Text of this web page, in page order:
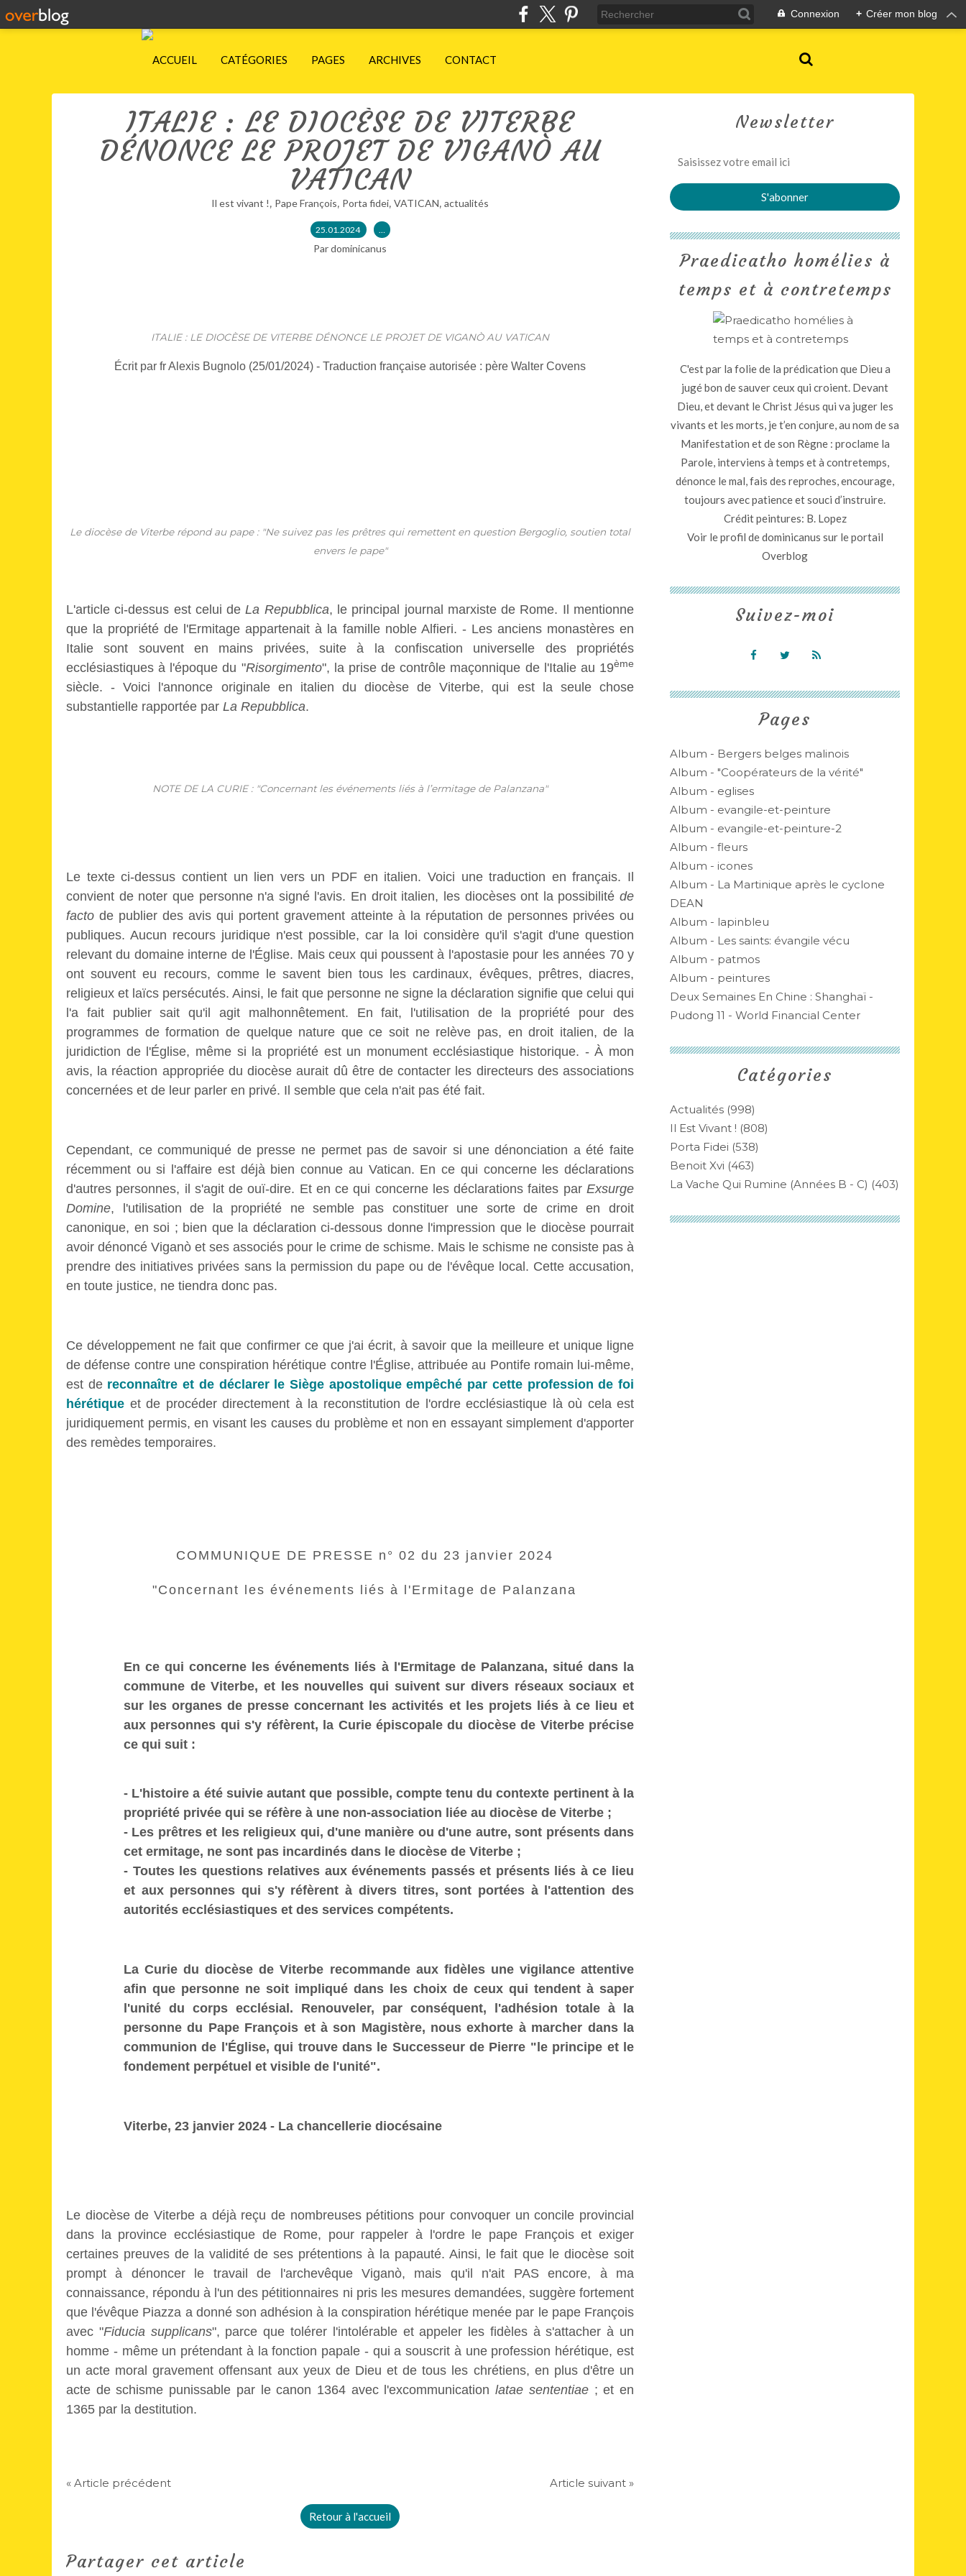
Connexion + Créer mon blog
ACCUEIL CATÉGORIES PAGES ARCHIVES CONTACT
ITALIE : LE DIOCÈSE DE VITERBE
DÉNONCE LE PROJET DE VIGANÒ AU
VATICAN
Il est vivant !, Pape François, Porta fidei, VATICAN, actualités
25.01.2024 …
Par dominicanus
ITALIE : LE DIOCÈSE DE VITERBE DÉNONCE LE PROJET DE VIGANÒ AU VATICAN
Écrit par fr Alexis Bugnolo (25/01/2024) - Traduction française autorisée : père Walter Covens
Le diocèse de Viterbe répond au pape : "Ne suivez pas les prêtres qui remettent en question Bergoglio, soutien total
envers le pape"
L'article ci-dessus est celui deLa Repubblica, le principal journal marxiste de Rome. Il mentionne
que la propriété de l'Ermitage appartenait à la famille noble Alfieri. - Les anciens monastères en
Italie sont souvent en mains privées, suite à la confiscation universelle des propriétés
ecclésiastiques à l'époque du "Risorgimento", la prise de contrôle maçonnique de l'Italie au 19ème
siècle. - Voici l'annonce originale en italien du diocèse de Viterbe, qui est la seule chose
substantielle rapportée par La Repubblica.
NOTE DE LA CURIE : "Concernant les événements liés à l’ermitage de Palanzana"
Le texte ci-dessus contient un lien vers un PDF en italien. Voici une traduction en français. Il
convient de noter que personne n'a signé l'avis. En droit italien, les diocèses ont la possibilité de
facto de publier des avis qui portent gravement atteinte à la réputation de personnes privées ou
publiques. Aucun recours juridique n'est possible, car la loi considère qu'il s'agit d'une question
relevant du domaine interne de l'Église. Mais ceux qui poussent à l'apostasie pour les années 70 y
ont souvent eu recours, comme le savent bien tous les cardinaux, évêques, prêtres, diacres,
religieux et laïcs persécutés. Ainsi, le fait que personne ne signe la déclaration signifie que celui qui
l'a fait publier sait qu'il agit malhonnêtement. En fait, l'utilisation de la propriété pour des
programmes de formation de quelque nature que ce soit ne relève pas, en droit italien, de la
juridiction de l'Église, même si la propriété est un monument ecclésiastique historique. - À mon
avis, la réaction appropriée du diocèse aurait dû être de contacter les directeurs des associations
concernées et de leur parler en privé. Il semble que cela n'ait pas été fait.
Cependant, ce communiqué de presse ne permet pas de savoir si une dénonciation a été faite
récemment ou si l'affaire est déjà bien connue au Vatican. En ce qui concerne les déclarations
d'autres personnes, il s'agit de ouï-dire. Et en ce qui concerne les déclarations faites par Exsurge
Domine, l'utilisation de la propriété ne semble pas constituer une sorte de crime en droit
canonique, en soi ; bien que la déclaration ci-dessous donne l'impression que le diocèse pourrait
avoir dénoncé Viganò et ses associés pour le crime de schisme. Mais le schisme ne consiste pas à
prendre des initiatives privées sans la permission du pape ou de l'évêque local. Cette accusation,
en toute justice, ne tiendra donc pas.
Ce développement ne fait que confirmer ce que j'ai écrit, à savoir que la meilleure et unique ligne
de défense contre une conspiration hérétique contre l'Église, attribuée au Pontife romain lui-même,
est de reconnaître et de déclarer le Siège apostolique empêché par cette profession de foi
hérétique et de procéder directement à la reconstitution de l'ordre ecclésiastique là où cela est
juridiquement permis, en visant les causes du problème et non en essayant simplement d'apporter
des remèdes temporaires.
COMMUNIQUE DE PRESSE n° 02 du 23 janvier 2024
"Concernant les événements liés à l'Ermitage de Palanzana
En ce qui concerne les événements liés à l'Ermitage de Palanzana, situé dans la
commune de Viterbe, et les nouvelles qui suivent sur divers réseaux sociaux et
sur les organes de presse concernant les activités et les projets liés à ce lieu et
aux personnes qui s'y réfèrent, la Curie épiscopale du diocèse de Viterbe précise
ce qui suit :
- L'histoire a été suivie autant que possible, compte tenu du contexte pertinent à la
propriété privée qui se réfère à une non-association liée au diocèse de Viterbe ;
- Les prêtres et les religieux qui, d'une manière ou d'une autre, sont présents dans
cet ermitage, ne sont pas incardinés dans le diocèse de Viterbe ;
- Toutes les questions relatives aux événements passés et présents liés à ce lieu
et aux personnes qui s'y réfèrent à divers titres, sont portées à l'attention des
autorités ecclésiastiques et des services compétents.
La Curie du diocèse de Viterbe recommande aux fidèles une vigilance attentive
afin que personne ne soit impliqué dans les choix de ceux qui tendent à saper
l'unité du corps ecclésial. Renouveler, par conséquent, l'adhésion totale à la
personne du Pape François et à son Magistère, nous exhorte à marcher dans la
communion de l'Église, qui trouve dans le Successeur de Pierre "le principe et le
fondement perpétuel et visible de l'unité".
Viterbe, 23 janvier 2024 - La chancellerie diocésaine
Le diocèse de Viterbe a déjà reçu de nombreuses pétitions pour convoquer un concile provincial
dans la province ecclésiastique de Rome, pour rappeler à l'ordre le pape François et exiger
certaines preuves de la validité de ses prétentions à la papauté. Ainsi, le fait que le diocèse soit
prompt à dénoncer le travail de l'archevêque Viganò, mais qu'il n'ait PAS encore, à ma
connaissance, répondu à l'un des pétitionnaires ni pris les mesures demandées, suggère fortement
que l'évêque Piazza a donné son adhésion à la conspiration hérétique menée par le pape François
avec "Fiducia supplicans", parce que tolérer l'intolérable et appeler les fidèles à s'attacher à un
homme - même un prétendant à la fonction papale - qui a souscrit à une profession hérétique, est
un acte moral gravement offensant aux yeux de Dieu et de tous les chrétiens, en plus d'être un
acte de schisme punissable par le canon 1364 avec l'excommunicationlatae sententiae; et en
1365 par la destitution.
« Article précédent Article suivant »
Retour à l'accueil
Partager cet article
Newsletter
Catégories
Actualités (998)
Il Est Vivant ! (808)
Porta Fidei (538)
Benoit Xvi (463)
La Vache Qui Rumine (années B - C) (403)
Pages
Album - Bergers belges malinois
Album - "Coopérateurs de la vérité"
Album - eglises
Album - evangile-et-peinture
Album - evangile-et-peinture-2
Album - fleurs
Album - icones
Album - La Martinique après le cyclone
DEAN
Album - lapinbleu
Album - Les saints: évangile vécu
Album - patmos
Album - peintures
Deux Semaines En Chine : Shanghaï -
Pudong 11 - World Financial Center
Praedicatho homélies à
temps et à contretemps
C'est par la folie de la prédication que Dieu a
jugé bon de sauver ceux qui croient. Devant
Dieu, et devant le Christ Jésus qui va juger les
vivants et les morts, je t’en conjure, au nom de sa
Manifestation et de son Règne : proclame la
Parole, interviens à temps et à contretemps,
dénonce le mal, fais des reproches, encourage,
toujours avec patience et souci d’instruire.
Crédit peintures: B. Lopez
Voir le profil dedominicanus sur le portail
Overblog
Suivez-moi